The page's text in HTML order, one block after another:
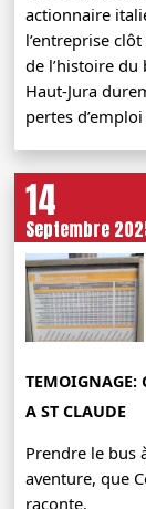
actionnaire
l’entreprise
de l’histoire du
Haut-Jura
pertes
14
Septembre
TEMOIGNAGE:
A ST CLAUDE
Prendre le bus
aventure, que
raconte.